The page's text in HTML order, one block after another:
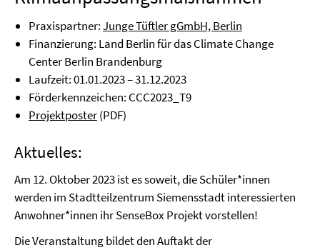
Praxispartner:Junge Tüftler gGmbH, Berlin
Finanzierung: Land Berlin für das Climate Change
Center Berlin Brandenburg
Laufzeit: 01.01.2023 – 31.12.2023
Förderkennzeichen: CCC2023_T9
Projektposter(PDF)
Aktuelles:
Am 12. Oktober 2023 ist es soweit, die Schüler*innen
werden im Stadtteilzentrum Siemensstadt interessierten
Anwohner*innen ihr SenseBox Projekt vorstellen!
Die Veranstaltung bildet den Auftakt der